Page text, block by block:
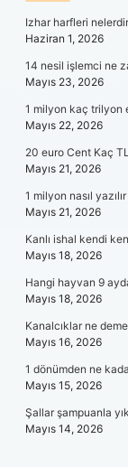
Izhar harfleri
Haziran 1, 2026
14 nesil işlemci ne
Mayıs 23, 2026
1 milyon kaç trilyon
Mayıs 22, 2026
20 euro Cent Kaç
Mayıs 21, 2026
1 milyon nasıl
Mayıs 21, 2026
Kanlı ishal kendi
Mayıs 18, 2026
Hangi hayvan 9
Mayıs 18, 2026
Kanalcıklar ne
Mayıs 16, 2026
1 dönümden ne
Mayıs 15, 2026
Şallar şampuanla
Mayıs 14, 2026